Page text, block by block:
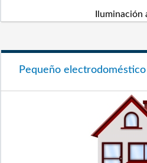
Iluminación
Pequeño electrodoméstico